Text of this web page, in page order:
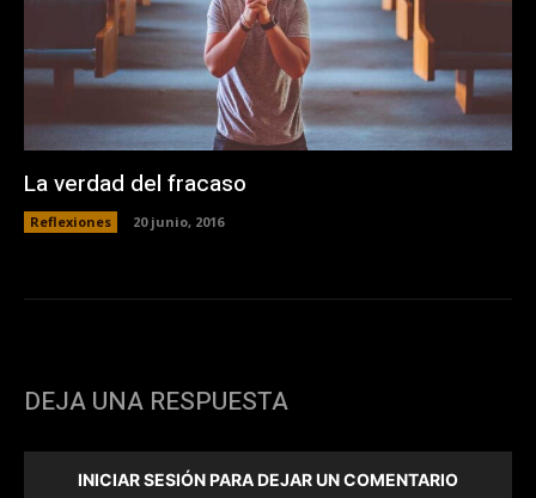
La verdad del fracaso
Reflexiones 20 junio, 2016
DEJA UNA RESPUESTA
INICIAR SESIÓN PARA DEJAR UN COMENTARIO